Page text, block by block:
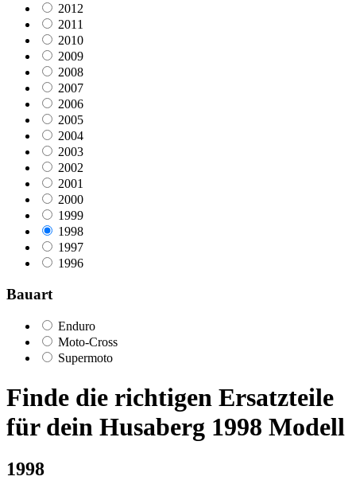
2012
2011
2010
2009
2008
2007
2006
2005
2004
2003
2002
2001
2000
1999
1998
1997
1996
Bauart
Enduro
Moto-Cross
Supermoto
Finde die richtigen Ersatzteile
für dein Husaberg 1998 Modell
1998